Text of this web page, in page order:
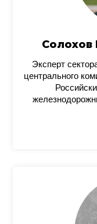
Солохов
Эксперт
центрального